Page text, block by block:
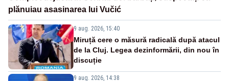
plănuiau asasinarea lui Vučić
9 aug. 2026, 15:40
Miruță cere o măsură radicală după atacul
de la Cluj. Legea dezinformării, din nou în
discuție
9 aug. 2026, 14:38